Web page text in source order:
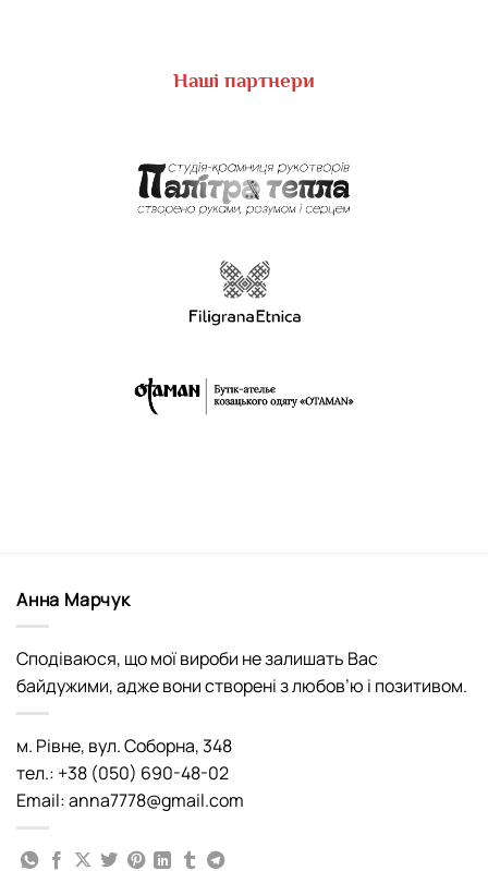
Наші партнери
Анна Марчук
Сподіваюся, що мої вироби не залишать Вас
байдужими, адже вони створені з любов’ю і позитивом.
м. Рівне, вул. Соборна, 348
тел.: +38 (050) 690-48-02
Email: anna7778@gmail.com